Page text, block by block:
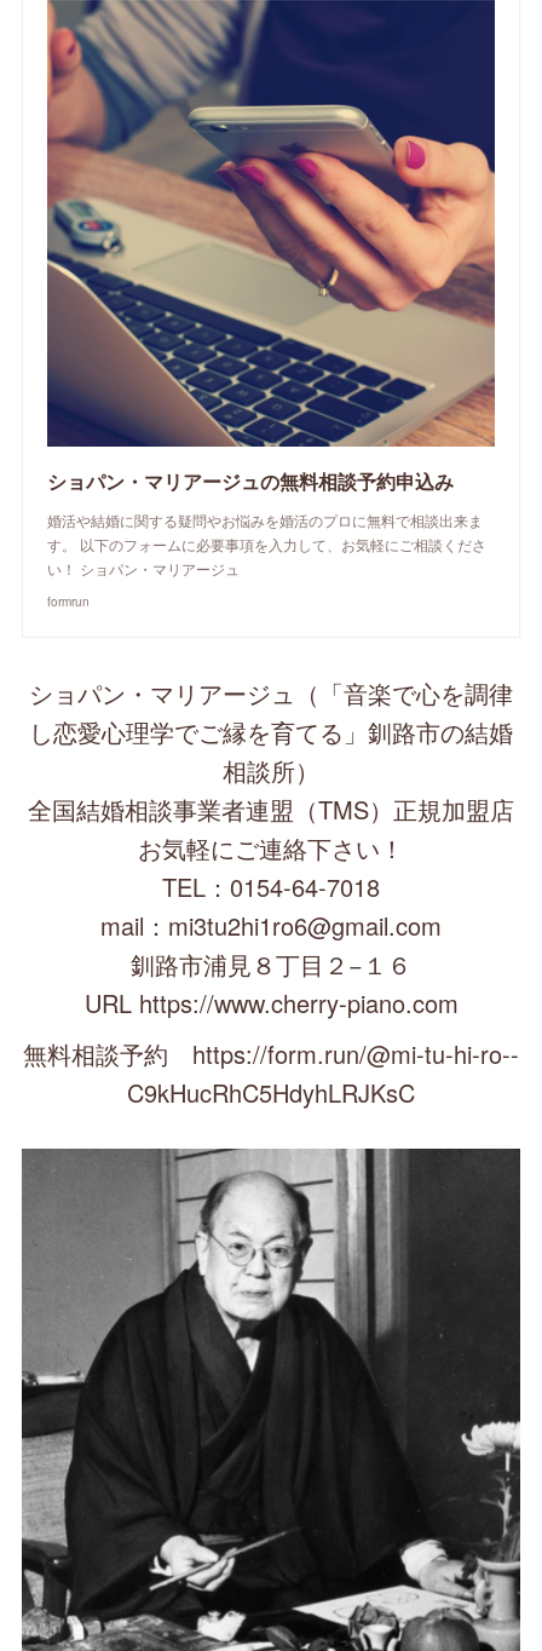
ショパン・マリアージュの無料相談予約申込み
婚活や結婚に関する疑問やお悩みを婚活のプロに無料で相談出来ま
す。 以下のフォームに必要事項を入力して、お気軽にご相談くださ
い！ ショパン・マリアージュ
formrun
ショパン・マリアージュ（「音楽で心を調律
し恋愛心理学でご縁を育てる」釧路市の結婚
相談所）
全国結婚相談事業者連盟（TMS）正規加盟店
お気軽にご連絡下さい！
TEL：0154-64-7018
mail：mi3tu2hi1ro6@gmail.com
釧路市浦見８丁目２−１６
URL https://www.cherry-piano.com
無料相談予約 https://form.run/@mi-tu-hi-ro--
C9kHucRhC5HdyhLRJKsC